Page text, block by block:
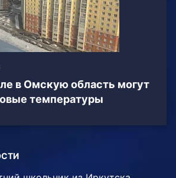
в Омскую область могут
температуры